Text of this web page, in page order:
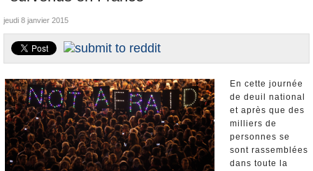
Elections européennes
La France et le Monde
Nominations et Démissions
Elections européennes
Infos insolites
jeudi 8 janvier 2015
En cette journée
de deuil national
et après que des
milliers de
personnes se
sont rassemblées
dans toute la